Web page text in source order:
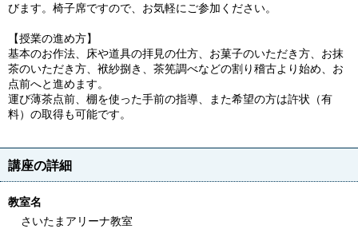
びます。椅子席ですので、お気軽にご参加ください。
【授業の進め方】
基本のお作法、床や道具の拝見の仕方、お菓子のいただき方、お抹
茶のいただき方、袱紗捌き、茶筅調べなどの割り稽古より始め、お
点前へと進めます。
運び薄茶点前、棚を使った手前の指導、また希望の方は許状（有
料）の取得も可能です。
講座の詳細
教室名
さいたまアリーナ教室